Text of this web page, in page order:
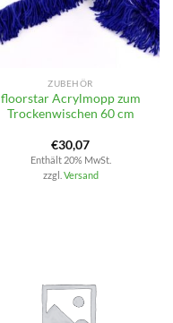
ZUBEHÖR
floorstar Acrylmopp zum
Trockenwischen 60 cm
€30,07
Enthält 20% MwSt.
zzgl. Versand